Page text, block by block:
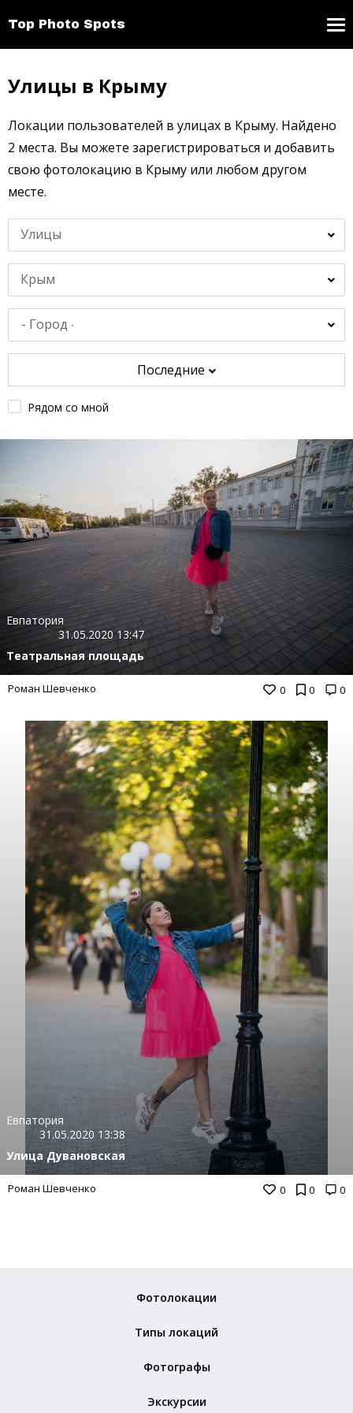
Top Photo Spots
Улицы в Крыму
Локации пользователей в улицах в Крыму. Найдено
2 места. Вы можете зарегистрироваться и добавить
свою фотолокацию в Крыму или любом другом
месте.
Улицы
Крым
Последние
Рядом со мной
0 0 0
Евпатория
31.05.2020 13:47
Театральная площадь
Роман Шевченко
0 0 0
Евпатория
31.05.2020 13:38
Улица Дувановская
Роман Шевченко
Фотолокации
Типы локаций
Фотографы
Экскурсии